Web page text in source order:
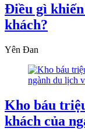
Điều gì khiến
khách?
Yên Đan
Kho báu
khách của